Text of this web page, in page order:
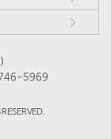
5969
RESERVED.